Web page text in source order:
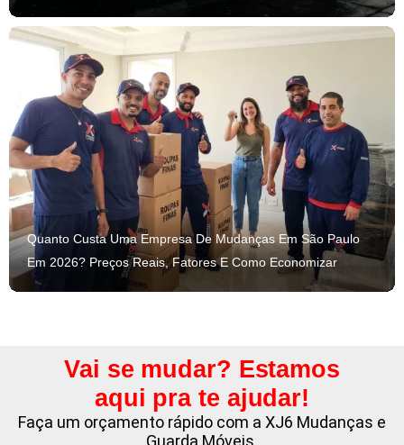
Quanto Custa Uma Empresa De Mudanças Em São Paulo
Em 2026? Preços Reais, Fatores E Como Economizar
Vai se mudar? Estamos
aqui pra te ajudar!
Faça um orçamento rápido com a XJ6 Mudanças e